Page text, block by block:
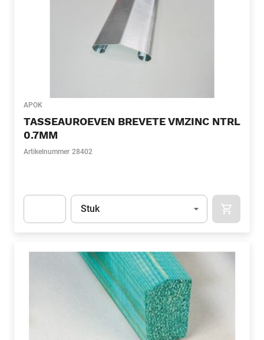
APOK
TASSEAUROEVEN BREVETE VMZINC NTRL
0.7MM
Artikelnummer 28402
Eenheid
Stuk